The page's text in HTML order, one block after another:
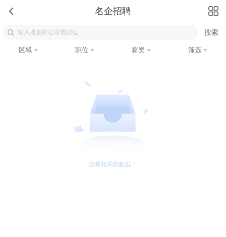
名企招聘
区域 职位 薪资 筛选
没有相关的数据！